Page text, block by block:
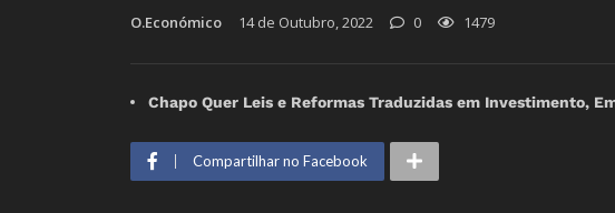
O.Económico 14 de Outubro, 2022 0 1479
Chapo Quer Leis e Reformas Traduzidas em Investimento,
Compartilhar no Facebook